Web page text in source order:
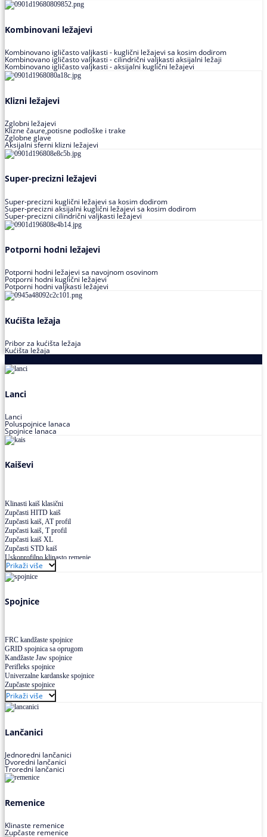
Kombinovani ležajevi
Kombinovano igličasto valjkasti - kuglični ležajevi sa kosim dodirom
Kombinovano igličasto valjkasti - cilindrični valjkasti aksijalni ležaji
Kombinovano igličasto valjkasti - aksijalni kuglični ležajevi
Klizni ležajevi
Zglobni ležajevi
Klizne čaure,potisne podloške i trake
Zglobne glave
Aksijalni sferni klizni ležajevi
Super-precizni ležajevi
Super-precizni kuglični ležajevi sa kosim dodirom
Super-precizni aksijalni kuglični ležajevi sa kosim dodirom
Super-precizni cilindrični valjkasti ležajevi
Potporni hodni ležajevi
Potporni hodni ležajevi sa navojnom osovinom
Potporni hodni kuglični ležajevi
Potporni hodni valjkasti ležajevi
Kućišta ležaja
Pribor za kućišta ležaja
Kućišta ležaja
Lanci
Lanci
Poluspojnice lanaca
Spojnice lanaca
Kaiševi
Klinasti kaiš klasični
Zupčasti HITD kaiš
Zupčasti kaiš, AT profil
Zupčasti kaiš, T profil
Zupčasti kaiš XL
Zupčasti STD kaiš
Uskoprofilno klinasto remenje
Uskoprofilno klinasto remenje spojeno
Uskoprofilno klinasto remenje XP extra power
Višekanalno remenje PJ,PK
Prikaži više
Spojnice
FRC kandžaste spojnice
GRID spojnica sa oprugom
Kandžaste Jaw spojnice
Perifleks spojnice
Univerzalne kardanske spojnice
Zupčaste spojnice
Prikaži više
Lančanici
Jednoredni lančanici
Dvoredni lančanici
Troredni lančanici
Remenice
Klinaste remenice
Zupčaste remenice